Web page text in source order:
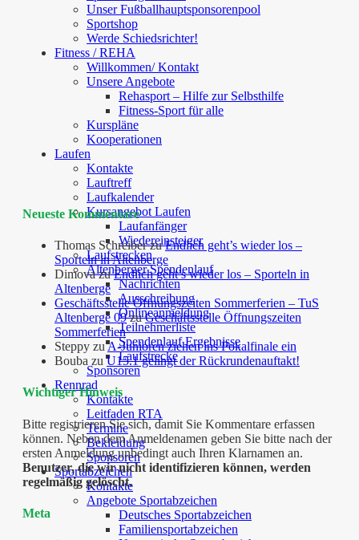
Unser Fußballhauptsponsorenpool
Sportshop
Werde Schiedsrichter!
Fitness / REHA
Willkommen/ Kontakt
Unsere Angebote
Rehasport – Hilfe zur Selbsthilfe
Fitness-Sport für alle
Kurspläne
Kooperationen
Laufen
Kontakte
Lauftreff
Laufkalender
Kursangebot Laufen
Laufanfänger
Wiedereinsteiger
Laufstrecken
Altenberger Spendenlauf
Nachrichten
Ausschreibung
Onlineanmeldung
Teilnehmerliste
Spendenlauf Ergebnisse
Laufstrecke
Sponsoren
Rennrad
Kontakte
Leitfaden RTA
Termine
Bekleidung
Sponsoren
Sportabzeichen
Kontakte
Angebote Sportabzeichen
Deutsches Sportabzeichen
Familiensportabzeichen
Neueste Kommentare
Thomas SchreiberzuEndlich geht’s wieder los –
Sporteln in Altenberge
DimovazuEndlich geht’s wieder los – Sporteln in
Altenberge
Geschäftsstelle Öffnungszeiten Sommerferien – TuS
Altenberge 09zuGeschäftsstelle Öffnungszeiten
Sommerferien
Steppy zuA-Junioren ziehen ins Pokalfinale ein
Bouba zuU15.1 gelingt der Rückrundenauftakt!
Wichtiger Hinweis
Bitte registrieren Sie sich, damit Sie Kommentare erfassen
können. Neben dem Anmeldenamen geben Sie bitte nach der
ersten Anmeldung unbedingt auch Ihren Klarnamen an.
Benutzer, die wir nicht identifizieren können, werden
regelmäßig gelöscht.
Meta